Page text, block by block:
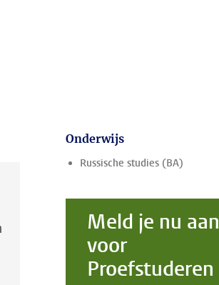
Onderwijs
Russische studies (BA)
Meld je nu aan
voor
Proefstuderen